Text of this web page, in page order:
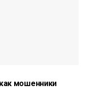
мошенники